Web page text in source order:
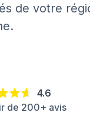
de votre
4.6
de 200+ avis